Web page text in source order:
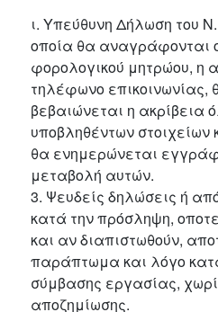
ι. Υπεύθυνη Δήλωση του
οποία θα αναγράφονται
φορολογικού μητρώου, η
τηλέφωνο επικοινωνίας,
βεβαιώνεται η ακρίβεια
υποβληθέντων στοιχείων
θα ενημερώνεται
μεταβολή αυτών.
3. Ψευδείς δηλώσεις ή
κατά την πρόσληψη,
και αν διαπιστωθούν,
παράπτωμα και λόγο
σύμβασης εργασίας,
αποζημίωσης.